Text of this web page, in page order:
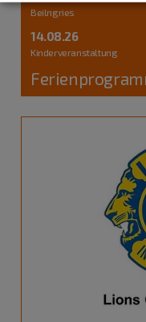
Beilngries
14.08.26
Kinderveranstaltung